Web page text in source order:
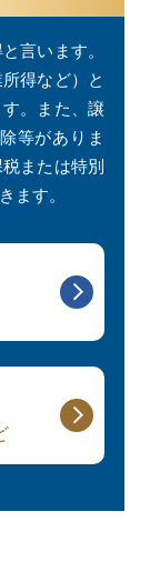
言います。
得など）と
。また、譲
等がありま
または特別
ます。